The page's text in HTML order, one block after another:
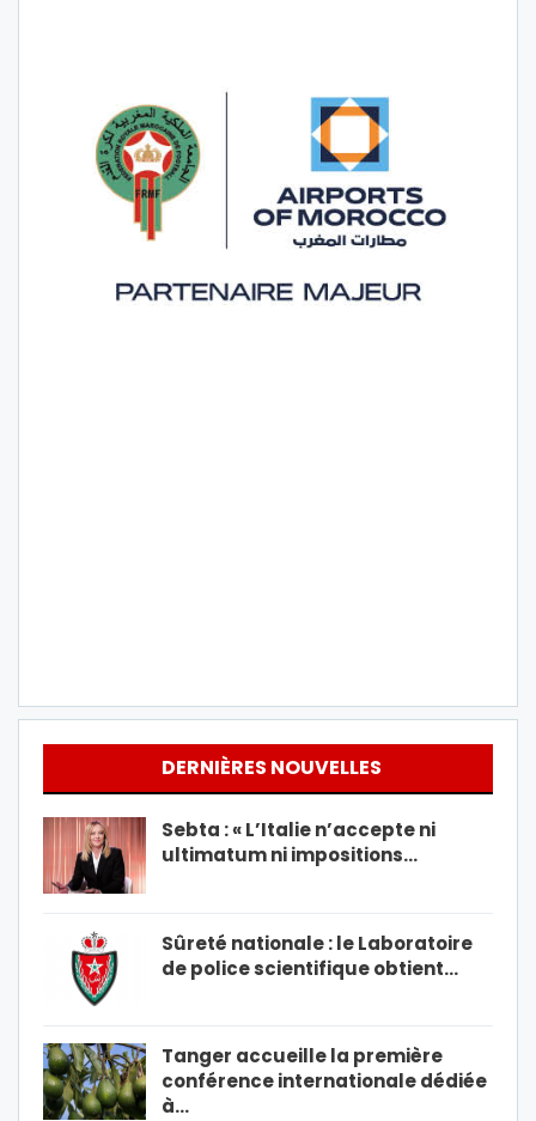
DERNIÈRES NOUVELLES
Sebta : « L’Italie n’accepte ni
ultimatum ni impositions…
Sûreté nationale : le Laboratoire
de police scientifique obtient…
Tanger accueille la première
conférence internationale dédiée
à…